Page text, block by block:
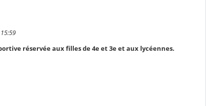
réservée aux filles de 4e et 3e et aux lycéennes.